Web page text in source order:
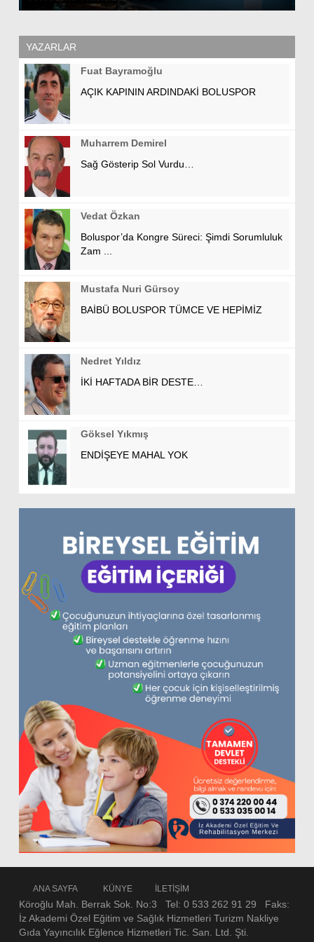
YAZARLAR
Fuat Bayramoğlu
AÇIK KAPININ ARDINDAKİ BOLUSPOR
Muharrem Demirel
Sağ Gösterip Sol Vurdu…
Vedat Özkan
Boluspor’da Kongre Süreci: Şimdi Sorumluluk
Zam ...
Mustafa Nuri Gürsoy
BAİBÜ BOLUSPOR TÜMCE VE HEPİMİZ
Nedret Yıldız
İKİ HAFTADA BİR DESTE…
Göksel Yıkmış
ENDİŞEYE MAHAL YOK
ANA SAYFA KÜNYE İLETİŞİM
Köroğlu Mah. Berrak Sok. No:3 Tel: 0 533 262 91 29 Faks:
İz Akademi Özel Eğitim ve Sağlık Hizmetleri Turizm Nakliye
Gıda Yayıncılık Eğlence Hizmetleri Tic. San. Ltd. Şti.